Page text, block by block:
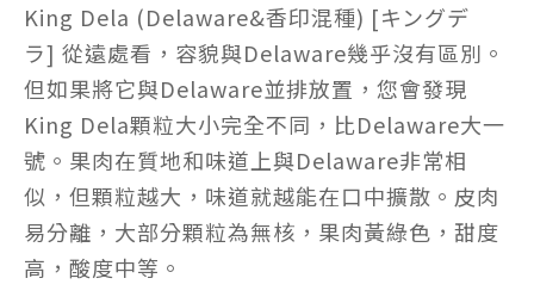
King Dela (Delaware&香印混種) [キングデ
ラ] 從遠處看，容貌與Delaware幾乎沒有區別。
但如果將它與Delaware並排放置，您會發現
King Dela顆粒大小完全不同，比Delaware大一
號。果肉在質地和味道上與Delaware非常相
似，但顆粒越大，味道就越能在口中擴散。皮肉
易分離，大部分顆粒為無核，果肉黃綠色，甜度
高，酸度中等。